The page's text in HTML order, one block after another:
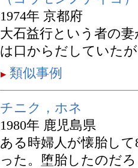
1974年 京都府
大石益行という者の
は口からだしていた
類似事例
チニク，ホネ
1980年 鹿児島県
ある時婦人が懐胎し
った。堕胎したのだ